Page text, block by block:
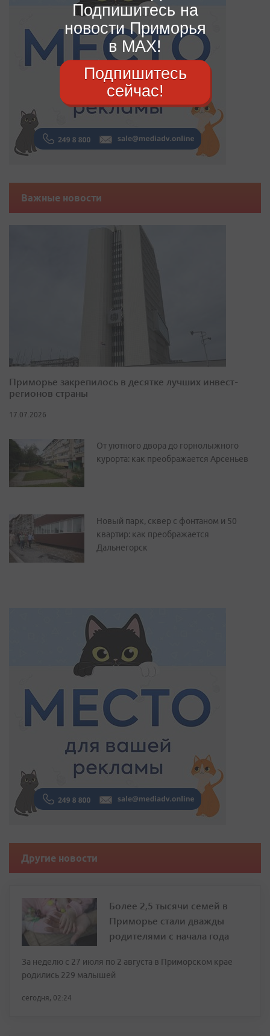
Важные новости
Приморье закрепилось в десятке лучших инвест-
регионов страны
17.07.2026
От уютного двора до горнолыжного
курорта: как преображается Арсеньев
Новый парк, сквер с фонтаном и 50
квартир: как преображается
Дальнегорск
Другие новости
Более 2,5 тысячи семей в
Приморье стали дважды
родителями с начала года
За неделю с 27 июля по 2 августа в Приморском крае
родились 229 малышей
сегодня, 02:24
Подпишитесь на
новости Приморья
в MAX!
Подпишитесь
сейчас!